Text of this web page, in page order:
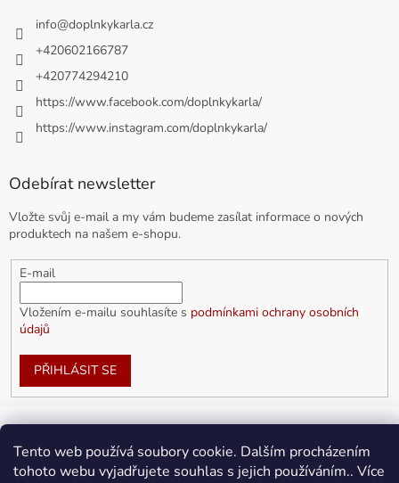
Tento web používá soubory cookie. Dalším procházením
tohoto webu vyjadřujete souhlas s jejich používáním.. Více
info@doplnkykarla.cz
+420602166787
+420774294210
https://www.facebook.com/doplnkykarla/
https://www.instagram.com/doplnkykarla/
Odebírat newsletter
Vložte svůj e-mail a my vám budeme zasílat informace o nových
produktech na našem e-shopu.
E-mail
Vložením e-mailu souhlasíte s podmínkami ochrany osobních
údajů
PŘIHLÁSIT SE
Vytvořil Shoptet